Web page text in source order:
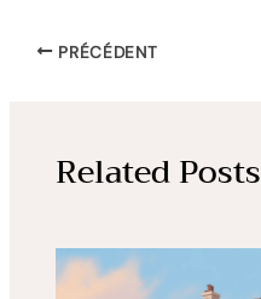
PRÉCÉDENT
Related Posts